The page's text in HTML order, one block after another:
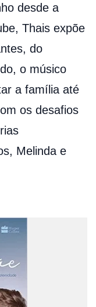
desde a
Thais expõe
do
o músico
a família até
os desafios
Melinda e